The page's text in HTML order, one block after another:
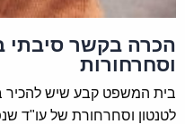
הדרך לממשה.
בכל מקרה שהוא, כאשר
בהקדם האפשרי לעורך
הכרה בקשר סיבתי
וסחרחורות
בית המשפט קבע שיש להכיר
לטנטון וסחרחורת של עו"ד